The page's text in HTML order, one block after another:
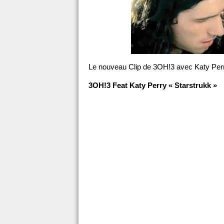
Le nouveau Clip de 3OH!3 avec Katy
3OH!3 Feat Katy Perry « Starstrukk »